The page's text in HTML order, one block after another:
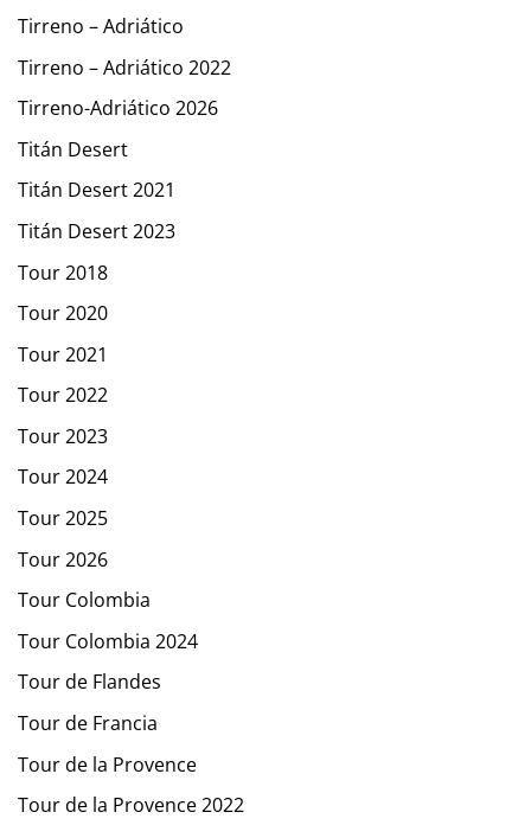
Tirreno – Adriático
Tirreno – Adriático 2022
Tirreno-Adriático 2026
Titán Desert
Titán Desert 2021
Titán Desert 2023
Tour 2018
Tour 2020
Tour 2021
Tour 2022
Tour 2023
Tour 2024
Tour 2025
Tour 2026
Tour Colombia
Tour Colombia 2024
Tour de Flandes
Tour de Francia
Tour de la Provence
Tour de la Provence 2022